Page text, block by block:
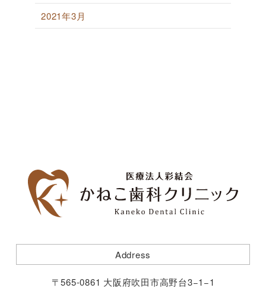
2021年3月
Address
〒565-0861 大阪府吹田市高野台3−1−1